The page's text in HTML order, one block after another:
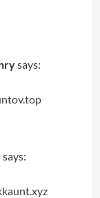
says:
says: